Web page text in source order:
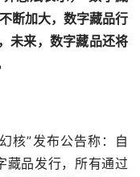
断加大，数字藏品行
未来，数字藏品还将
核”发布公告称：自
藏品发行，所有通过